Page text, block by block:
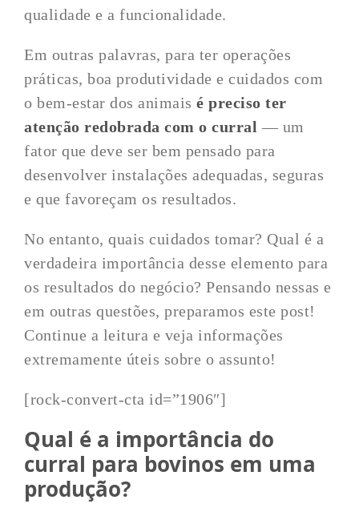
qualidade e a funcionalidade.
Em outras palavras, para ter operações
práticas, boa produtividade e cuidados com
o bem-estar dos animaisé preciso ter
atenção redobrada com o curral — um
fator que deve ser bem pensado para
desenvolver instalações adequadas, seguras
e que favoreçam os resultados.
No entanto, quais cuidados tomar? Qual é a
verdadeira importância desse elemento para
os resultados do negócio? Pensando nessas e
em outras questões, preparamos este post!
Continue a leitura e veja informações
extremamente úteis sobre o assunto!
[rock-convert-cta id=”1906″]
Qual é a importância do
curral para bovinos em uma
produção?